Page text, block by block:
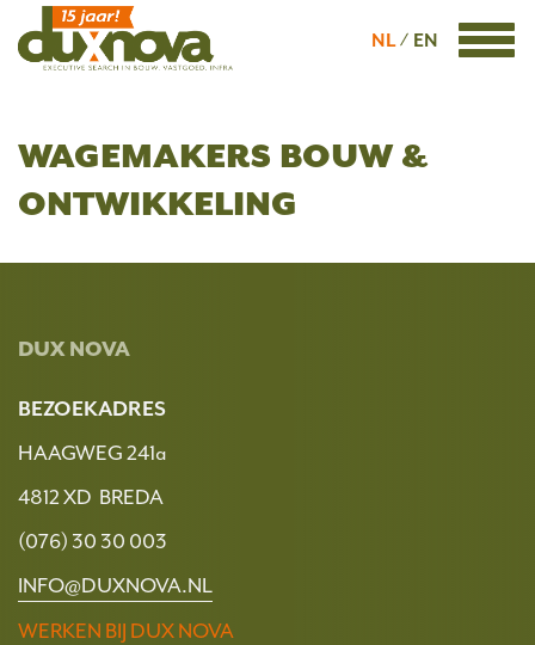
NL EN
WAGEMAKERS BOUW &
ONTWIKKELING
DUX NOVA
BEZOEKADRES
HAAGWEG 241a
4812 XD BREDA
(076) 30 30 003
INFO@DUXNOVA.NL
WERKEN BIJ DUX NOVA